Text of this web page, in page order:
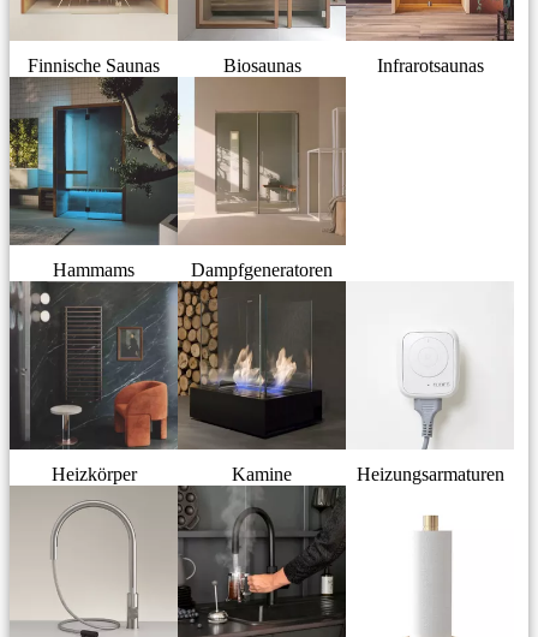
Finnische Saunas Biosaunas Infrarotsaunas
Hammams Dampfgeneratoren
Heizkörper Kamine Heizungsarmaturen